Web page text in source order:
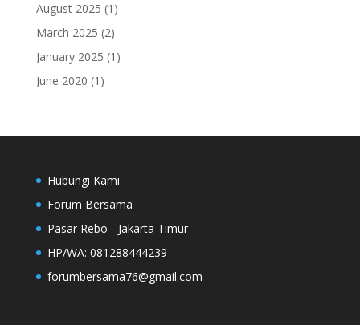
August 2025 (1)
March 2025 (2)
January 2025 (1)
June 2020 (1)
Hubungi Kami
Forum Bersama
Pasar Rebo - Jakarta Timur
HP/WA: 081288444239
forumbersama76@gmail.com